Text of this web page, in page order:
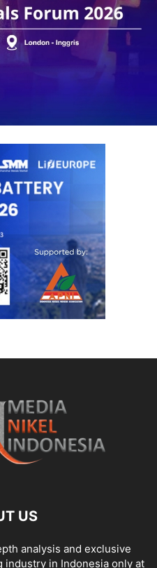
US
analysis and exclusive
in Indonesia only at